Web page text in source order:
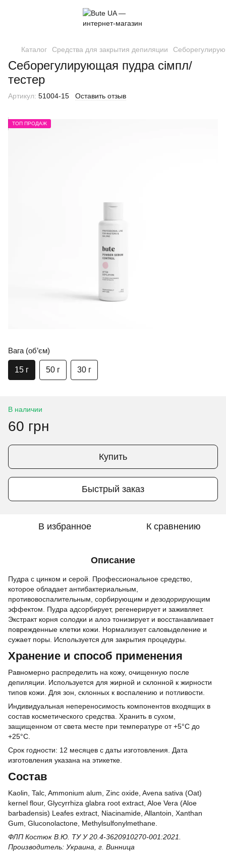
Каталог Средства для закрытия депиляции
Себорегулирующая пудра сімпл/
тестер
Артикул: 51004-15 Оставить отзыв
ТОП ПРОДАЖ
Вага (об’єм)
15 г 50 г 30 г
В наличии
60 грн
Купить
Быстрый заказ
В избранное К сравнению
Описание
Пудра с цинком и серой. Профессиональное средство,
которое обладает антибактериальным,
противовоспалительным, сорбирующим и дезодорирующим
эффектом. Пудра адсорбирует, регенерирует и заживляет.
Экстракт корня солодки и алоэ тонизирует и восстанавливает
поврежденные клетки кожи. Нормализует саловыделение и
сужает поры. Используется для закрытия процедуры.
Хранение и способ применения
Равномерно распределить на кожу, очищенную после
депиляции. Используется для жирной и склонной к жирности
типов кожи. Для зон, склонных к воспалению и потливости.
Индивидуальная непереносимость компонентов входящих в
состав косметического средства. Хранить в сухом,
защищенном от света месте при температуре от +5°C до
+25°C.
Срок годности: 12 месяцев с даты изготовления. Дата
изготовления указана на этикетке.
Состав
Kaolin, Talc, Ammonium alum, Zinc oxide, Avena sativa (Oat)
kernel flour, Glycyrrhiza glabra root extract, Aloe Vera (Aloe
barbadensis) Leafes extract, Niacinamide, Allantoin, Xanthan
Gum, Gluconolactone, Methylsulfonylmethane.
ФЛП Костюк В.Ю. ТУ У 20.4-3620910270-001:2021.
Производитель: Украина, г. Винница